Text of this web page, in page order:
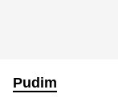
Pudim